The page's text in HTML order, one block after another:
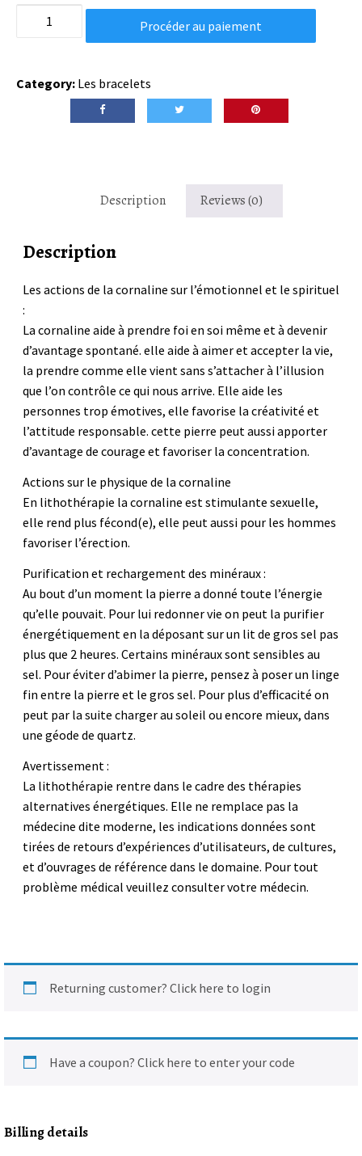
cristal
Procéder au paiement
Category: Les bracelets
Description Reviews (0)
Description
Les actions de la cornaline sur l’émotionnel et le spirituel
:
La cornaline aide à prendre foi en soi même et à devenir
d’avantage spontané. elle aide à aimer et accepter la vie,
la prendre comme elle vient sans s’attacher à l’illusion
que l’on contrôle ce qui nous arrive. Elle aide les
personnes trop émotives, elle favorise la créativité et
l’attitude responsable. cette pierre peut aussi apporter
d’avantage de courage et favoriser la concentration.
Actions sur le physique de la cornaline
En lithothérapie la cornaline est stimulante sexuelle,
elle rend plus fécond(e), elle peut aussi pour les hommes
favoriser l’érection.
Purification et rechargement des minéraux :
Au bout d’un moment la pierre a donné toute l’énergie
qu’elle pouvait. Pour lui redonner vie on peut la purifier
énergétiquement en la déposant sur un lit de gros sel pas
plus que 2 heures. Certains minéraux sont sensibles au
sel. Pour éviter d’abimer la pierre, pensez à poser un linge
fin entre la pierre et le gros sel. Pour plus d’efficacité on
peut par la suite charger au soleil ou encore mieux, dans
une géode de quartz.
Avertissement :
La lithothérapie rentre dans le cadre des thérapies
alternatives énergétiques. Elle ne remplace pas la
médecine dite moderne, les indications données sont
tirées de retours d’expériences d’utilisateurs, de cultures,
et d’ouvrages de référence dans le domaine. Pour tout
problème médical veuillez consulter votre médecin.
Returning customer? Click here to login
Have a coupon? Click here to enter your code
Billing details